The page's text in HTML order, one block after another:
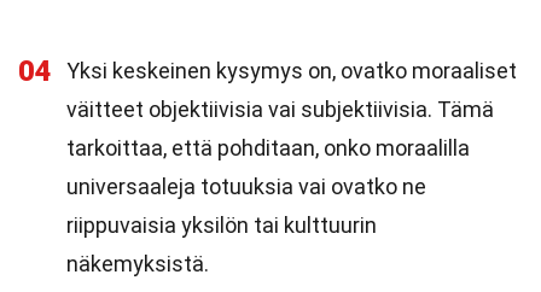
04
Yksi keskeinen kysymys on, ovatko moraaliset
väitteet objektiivisia vai subjektiivisia. Tämä
tarkoittaa, että pohditaan, onko moraalilla
universaaleja totuuksia vai ovatko ne
riippuvaisia yksilön tai kulttuurin
näkemyksistä.